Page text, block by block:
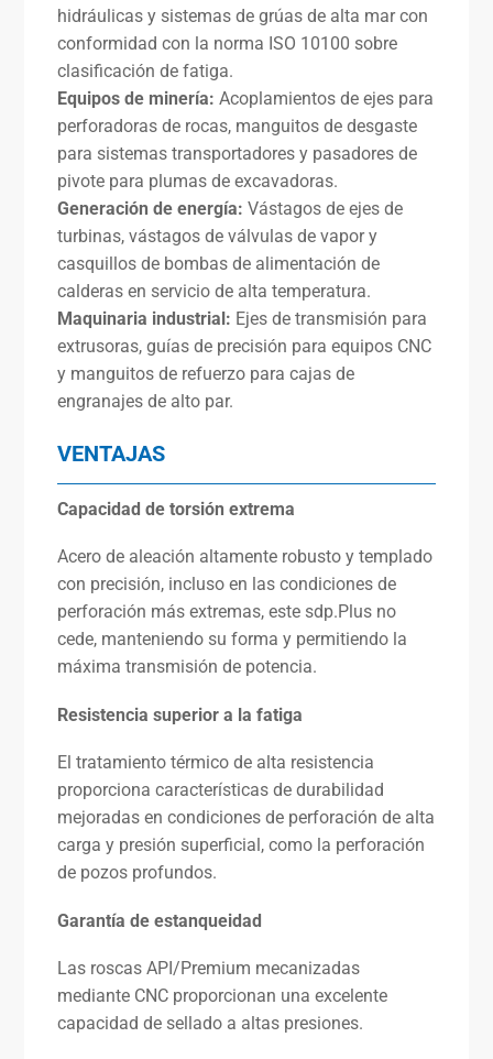
hidráulicas y sistemas de grúas de alta mar con
conformidad con la norma ISO 10100 sobre
clasificación de fatiga.
Equipos de minería: Acoplamientos de ejes para
perforadoras de rocas, manguitos de desgaste
para sistemas transportadores y pasadores de
pivote para plumas de excavadoras.
Generación de energía: Vástagos de ejes de
turbinas, vástagos de válvulas de vapor y
casquillos de bombas de alimentación de
calderas en servicio de alta temperatura.
Maquinaria industrial: Ejes de transmisión para
extrusoras, guías de precisión para equipos CNC
y manguitos de refuerzo para cajas de
engranajes de alto par.
VENTAJAS
Capacidad de torsión extrema
Acero de aleación altamente robusto y templado
con precisión, incluso en las condiciones de
perforación más extremas, este sdp.Plus no
cede, manteniendo su forma y permitiendo la
máxima transmisión de potencia.
Resistencia superior a la fatiga
El tratamiento térmico de alta resistencia
proporciona características de durabilidad
mejoradas en condiciones de perforación de alta
carga y presión superficial, como la perforación
de pozos profundos.
Garantía de estanqueidad
Las roscas API/Premium mecanizadas
mediante CNC proporcionan una excelente
capacidad de sellado a altas presiones.